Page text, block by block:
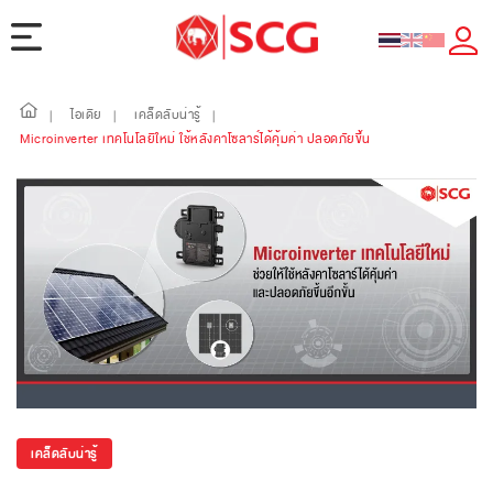
| ไอเดีย | เคล็ดลับน่ารู้
|
Microinverter เทคโนโลยีใหม่ ใช้หลังคาโซลาร์ได้คุ้มค่า ปลอดภัยขึ้น
เคล็ดลับน่ารู้